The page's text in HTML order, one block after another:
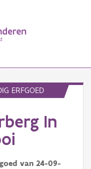
ERFGOED
In
van 24-09-